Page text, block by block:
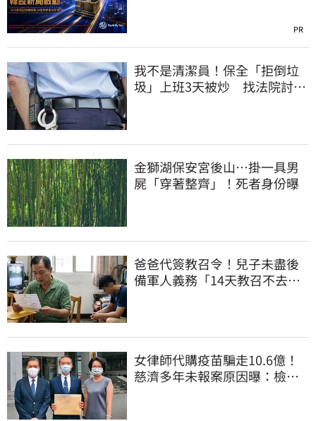
PR
我不是清潔員！保全「拒倒垃
圾」上班3天被炒 找法院討公
金獅湖保安宮後山…掛一具男
屍「穿著整齊」！死者身份曝
爸爸代簽教召令！兒子未盡後
備軍人義務「14天教召不去」
女律師代購疫苗騙走10.6億！
慈濟多年未報案原因曝：檢警